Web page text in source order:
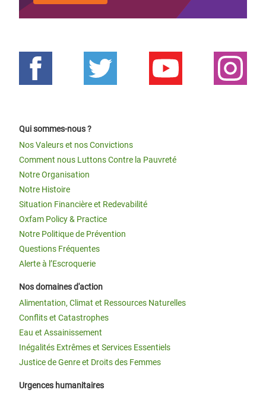
Qui sommes-nous ?
Nos Valeurs et nos Convictions
Comment nous Luttons Contre la Pauvreté
Notre Organisation
Notre Histoire
Situation Financière et Redevabilité
Oxfam Policy & Practice
Notre Politique de Prévention
Questions Fréquentes
Alerte à l’Escroquerie
Nos domaines d'action
Alimentation, Climat et Ressources Naturelles
Conflits et Catastrophes
Eau et Assainissement
Inégalités Extrêmes et Services Essentiels
Justice de Genre et Droits des Femmes
Urgences humanitaires